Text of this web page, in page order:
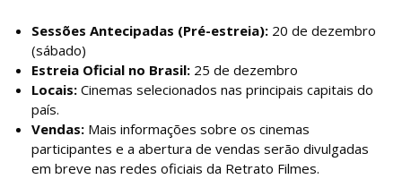
Sessões Antecipadas (Pré-estreia): 20 de dezembro
(sábado)
Estreia Oficial no Brasil: 25 de dezembro
Locais: Cinemas selecionados nas principais capitais do
país.
Vendas: Mais informações sobre os cinemas
participantes e a abertura de vendas serão divulgadas
em breve nas redes oficiais da Retrato Filmes.